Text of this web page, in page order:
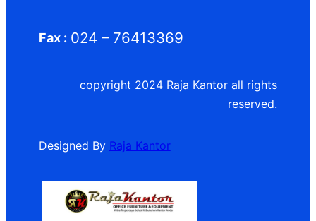
Fax : 024 – 76413369
copyright 2024 Raja Kantor all rights
reserved.
Designed By Raja Kantor